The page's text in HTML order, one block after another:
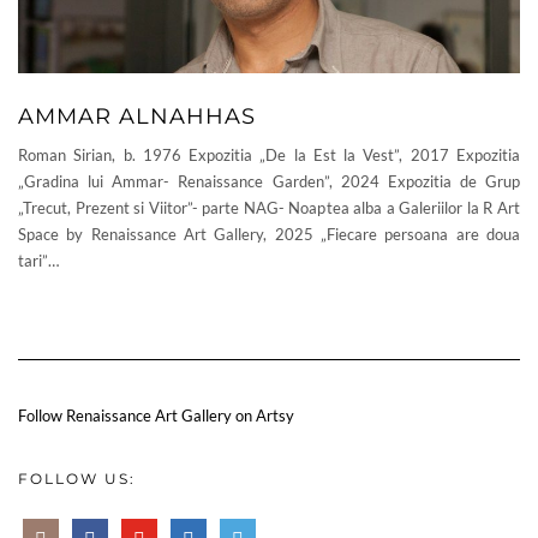
AMMAR ALNAHHAS
Roman Sirian, b. 1976 Expozitia „De la Est la Vest”, 2017 Expozitia
„Gradina lui Ammar- Renaissance Garden”, 2024 Expozitia de Grup
„Trecut, Prezent si Viitor”- parte NAG- Noaptea alba a Galeriilor la R Art
Space by Renaissance Art Gallery, 2025 „Fiecare persoana are doua
tari”…
Follow Renaissance Art Gallery on Artsy
FOLLOW US: